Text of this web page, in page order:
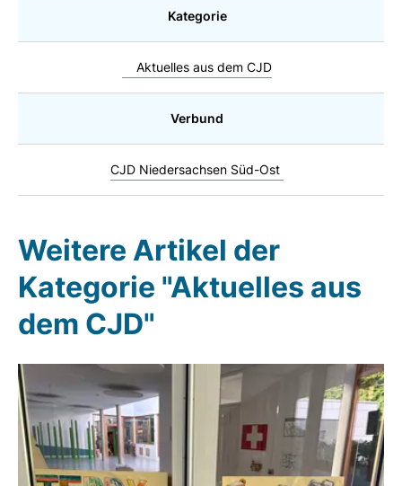
Kategorie
Aktuelles aus dem CJD
Verbund
CJD Niedersachsen Süd-Ost
Weitere Artikel der
Kategorie "Aktuelles aus
dem CJD"